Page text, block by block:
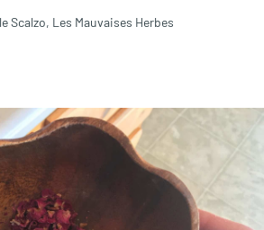
Scalzo, Les Mauvaises Herbes